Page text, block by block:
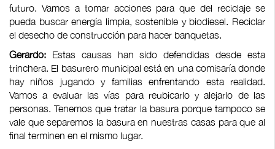
futuro. Vamos a tomar acciones para que del reciclaje se
pueda buscar energía limpia, sostenible y biodiesel. Reciclar
el desecho de construcción para hacer banquetas.
Gerardo: Estas causas han sido defendidas desde esta
trinchera. El basurero municipal está en una comisaría donde
hay niños jugando y familias enfrentando esta realidad.
Vamos a evaluar las vías para reubicarlo y alejarlo de las
personas. Tenemos que tratar la basura porque tampoco se
vale que separemos la basura en nuestras casas para que al
final terminen en el mismo lugar.